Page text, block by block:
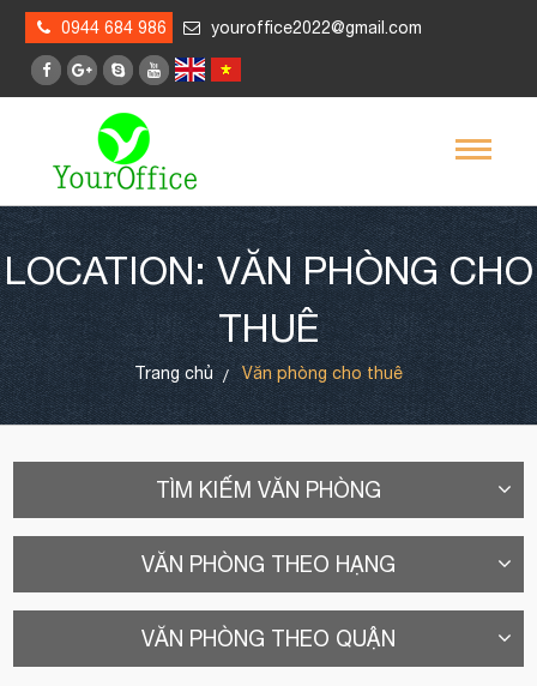
0944 684 986 youroffice2022@gmail.com
LOCATION: VĂN PHÒNG CHO
THUÊ
Trang chủ Văn phòng cho thuê
TÌM KIẾM VĂN PHÒNG
VĂN PHÒNG THEO HẠNG
VĂN PHÒNG THEO QUẬN